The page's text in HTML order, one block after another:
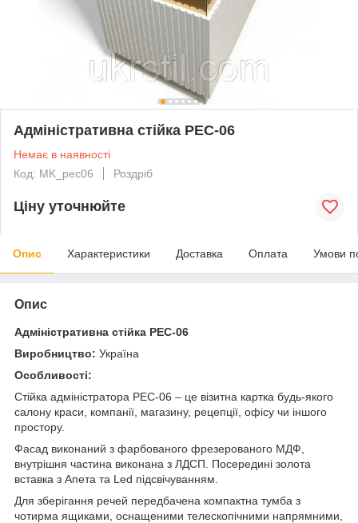
Адміністративна стійка PEC-06
Немає в наявності
Код: MK_pec06
Роздріб
Ціну уточнюйте
Опис Характеристики Доставка Оплата Умови
Опис
Адміністративна стійка PEC-06
Виробництво: Україна
Особливості:
Стійка адміністратора PEC-06 – це візитна картка будь-якого
салону краси, компанії, магазину, рецепції, офісу чи іншого
простору.
Фасад виконаний з фарбованого фрезерованого МДФ,
внутрішня частина виконана з ЛДСП. Посередині золота
вставка з Апета та Led підсвічуванням.
Для зберігання речей передбачена компактна тумба з
чотирма ящиками, оснащеними телескопічними напрямними,